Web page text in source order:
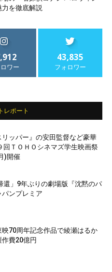
を徹底解説
ワー
43,835
フォロワー
レポート
リッパー』の安田監督など豪華
回ＴＯＨＯシネマズ学生映画祭
)開催
還」9年ぶりの劇場版『沈黙のパ
パンプレミア
映70周年記念作品で綾瀬はるか
費20億円